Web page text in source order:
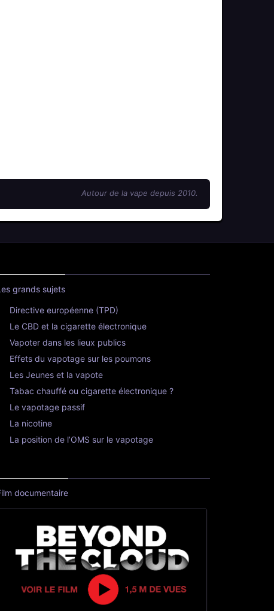
Autour de la vape depuis 2010.
grands sujets
Directive européenne (TPD)
Le CBD et la cigarette électronique
Vapoter dans les lieux publics
Effets du vapotage sur les poumons
Les Jeunes et la vapote
Tabac chauffé ou cigarette électronique ?
Le vapotage passif
La nicotine
La position de l’OMS sur le vapotage
documentaire